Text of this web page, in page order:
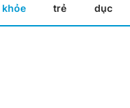
khỏe
trẻ
dục